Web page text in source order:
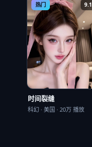
热门 9.1
时间裂缝
科幻 · 美国 · 20万 播放